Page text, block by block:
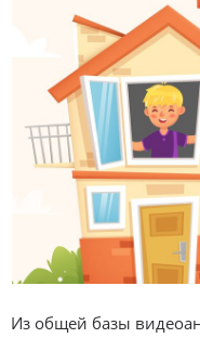
Из общей базы